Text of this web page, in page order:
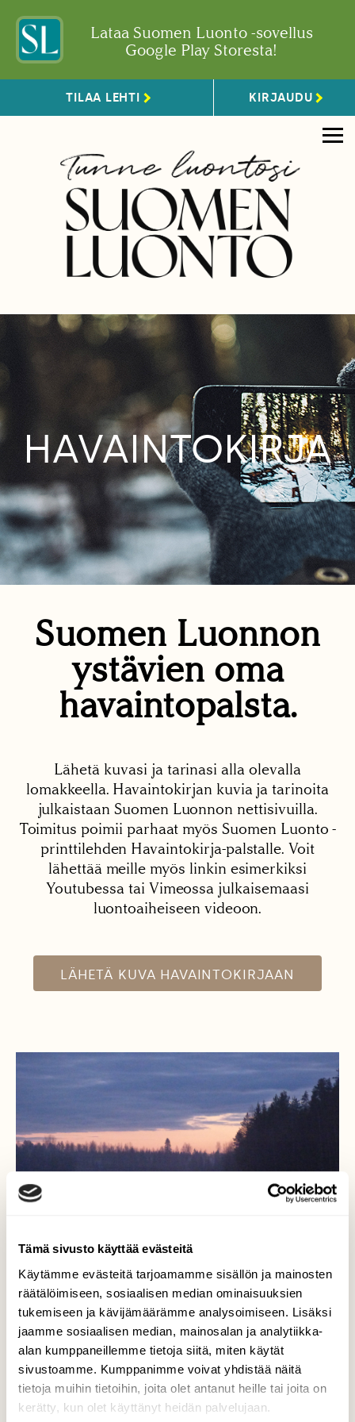
Tämä sivusto käyttää evästeitä
Käytämme evästeitä tarjoamamme sisällön ja mainosten
räätälöimiseen, sosiaalisen median ominaisuuksien
tukemiseen ja kävijämäärämme analysoimiseen. Lisäksi
jaamme sosiaalisen median, mainosalan ja analytiikka-
alan kumppaneillemme tietoja siitä, miten käytät
sivustoamme. Kumppanimme voivat yhdistää näitä
tietoja muihin tietoihin, joita olet antanut heille tai joita on
kerätty, kun olet käyttänyt heidän palvelujaan.
Lataa Suomen Luonto -sovellus
Google Play Storesta!
TILAA LEHTI KIRJAUDU
HAVAINTOKIRJA
Suomen Luonnon
ystävien oma
havaintopalsta.
Lähetä kuvasi ja tarinasi alla olevalla
lomakkeella. Havaintokirjan kuvia ja tarinoita
julkaistaan Suomen Luonnon nettisivuilla.
Toimitus poimii parhaat myös Suomen Luonto -
printtilehden Havaintokirja-palstalle. Voit
lähettää meille myös linkin esimerkiksi
Youtubessa tai Vimeossa julkaisemaasi
luontoaiheiseen videoon.
LÄHETÄ KUVA HAVAINTOKIRJAAN
Aamulla varhain
Ulappa on jälleen vapaa jäistä.